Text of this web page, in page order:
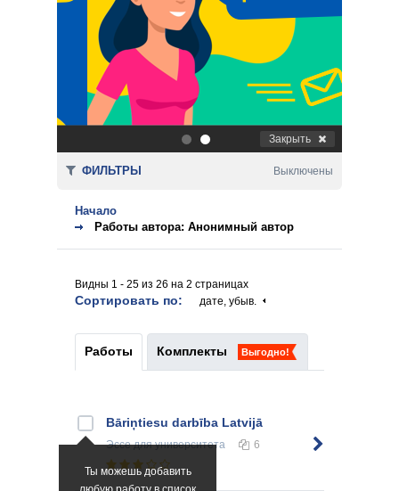
. Закрыть
Начало
Работы автора: Анонимный автор
Видны 1 - 25 из 26 на 2 страницах
Сортировать по: дате, убыв.
Работы Комплекты Выгодно!
Ты можешь добавить
Bāriņtiesu darbība Latvijā
Эсседля университета 6
ФИЛЬТРЫ Выключены